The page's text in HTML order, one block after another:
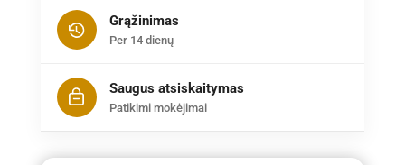
Grąžinimas
Per 14 dienų
Saugus atsiskaitymas
Patikimi mokėjimai